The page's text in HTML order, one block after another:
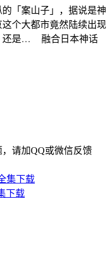
「案山子」，据说是神
个大都市竟然陆续出现
还是… 融合日本神话
请加QQ或微信反馈
集下载
下载